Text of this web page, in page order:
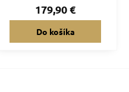
179,90 €
Do košíka